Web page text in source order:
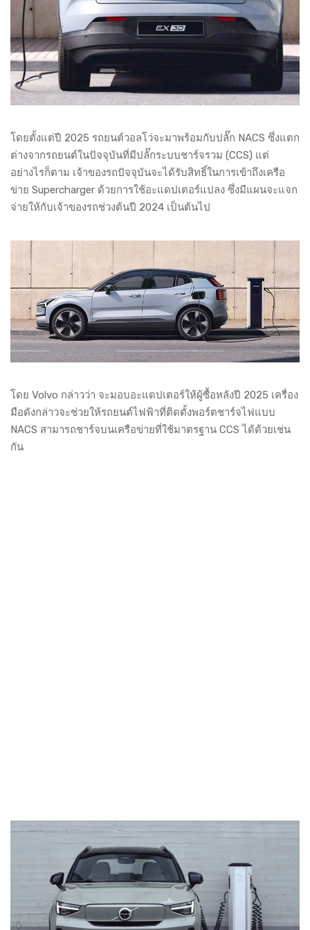
โดยตั้งแต่ปี 2025 รถยนต์วอลโว่จะมาพร้อมกับปลั๊ก NACS ซึ่งแตก
ต่างจากรถยนต์ในปัจจุบันที่มีปลั๊กระบบชาร์จรวม (CCS) แต่
อย่างไรก็ตาม เจ้าของรถปัจจุบันจะได้รับสิทธิ์ในการเข้าถึงเครือ
ข่าย Supercharger ด้วยการใช้อะแดปเตอร์แปลง ซึ่งมีแผนจะแจก
จ่ายให้กับเจ้าของรถช่วงต้นปี 2024 เป็นต้นไป
โดย Volvo กล่าวว่า จะมอบอะแดปเตอร์ให้ผู้ซื้อหลังปี 2025 เครื่อง
มือดังกล่าวจะช่วยให้รถยนต์ไฟฟ้าที่ติดตั้งพอร์ตชาร์จไฟแบบ
NACS สามารถชาร์จบนเครือข่ายที่ใช้มาตรฐาน CCS ได้ด้วยเช่น
กัน